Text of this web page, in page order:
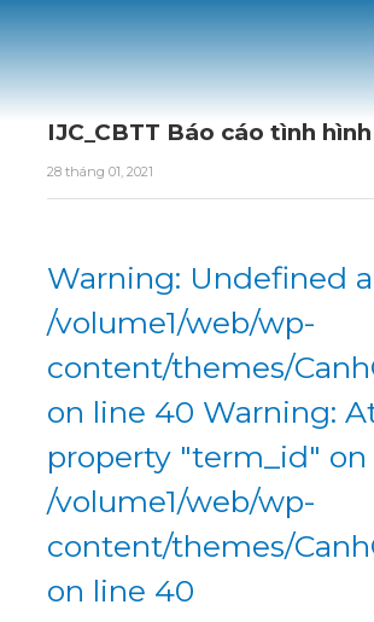
IJC_CBTT Báo cáo tình
28 tháng 01, 2021
Warning: Undefined
/volume1/web/wp-
content/themes/
on line 40 Warning:
property "term_id" on
/volume1/web/wp-
content/themes/
on line 40